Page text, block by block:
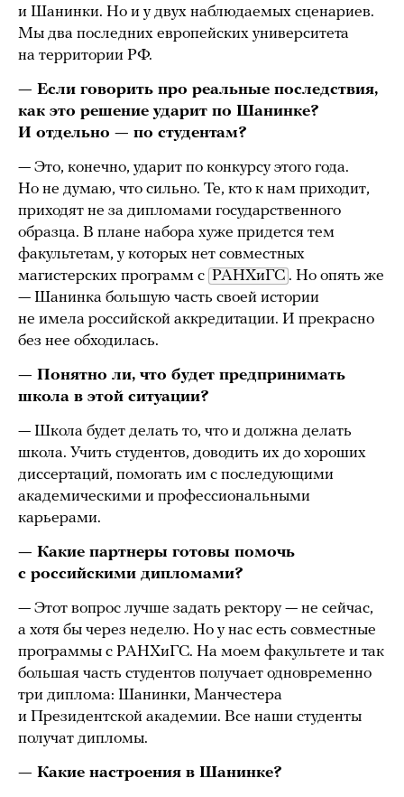
и Шанинки. Но и у двух наблюдаемых сценариев.
Мы два последних европейских университета
на территории РФ.
— Если говорить про реальные последствия,
как это решение ударит по Шанинке?
И отдельно — по студентам?
— Это, конечно, ударит по конкурсу этого года.
Но не думаю, что сильно. Те, кто к нам приходит,
приходят не за дипломами государственного
образца. В плане набора хуже придется тем
факультетам, у которых нет совместных
магистерских программ с РАНХиГС . Но опять же
— Шанинка большую часть своей истории
не имела российской аккредитации. И прекрасно
без нее обходилась.
— Понятно ли, что будет предпринимать
школа в этой ситуации?
— Школа будет делать то, что и должна делать
школа. Учить студентов, доводить их до хороших
диссертаций, помогать им с последующими
академическими и профессиональными
карьерами.
— Какие партнеры готовы помочь
с российскими дипломами?
— Этот вопрос лучше задать ректору — не сейчас,
а хотя бы через неделю. Но у нас есть совместные
программы с РАНХиГС. На моем факультете и так
большая часть студентов получает одновременно
три диплома: Шанинки, Манчестера
и Президентской академии. Все наши студенты
получат дипломы.
— Какие настроения в Шанинке?